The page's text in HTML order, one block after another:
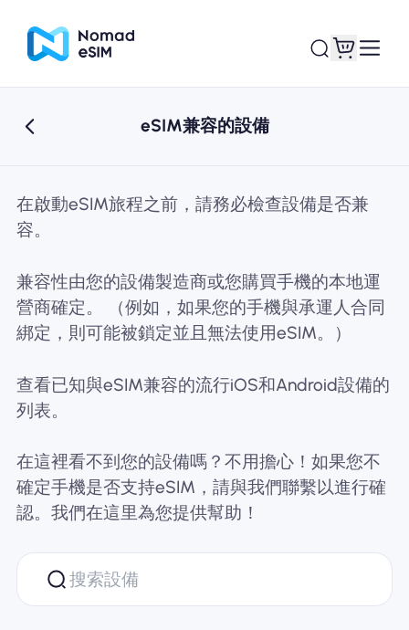
關於eSIM
為什麼選擇Nomad eSIM
使用 eSIM
企業用戶
eSIM兼容的設備
在啟動eSIM旅程之前，請務必檢查設備是否兼
容。
兼容性由您的設備製造商或您購買手機的本地運
營商確定。 （例如，如果您的手機與承運人合同
綁定，則可能被鎖定並且無法使用eSIM。）
查看已知與eSIM兼容的流行iOS和Android設備的
列表。
在這裡看不到您的設備嗎？不用擔心！如果您不
確定手機是否支持eSIM，請與我們聯繫以進行確
認。我們在這里為您提供幫助！